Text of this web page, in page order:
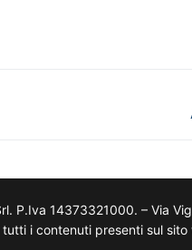
P.Iva 14373321000. – Via
i contenuti presenti sul sito